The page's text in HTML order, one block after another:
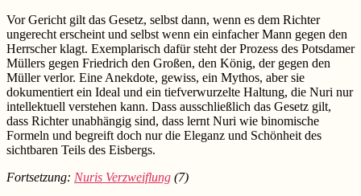
Vor Gericht gilt das Gesetz, selbst dann, wenn es dem Richter
ungerecht erscheint und selbst wenn ein einfacher Mann gegen den
Herrscher klagt. Exemplarisch dafür steht der Prozess des Potsdamer
Müllers gegen Friedrich den Großen, den König, der gegen den
Müller verlor. Eine Anekdote, gewiss, ein Mythos, aber sie
dokumentiert ein Ideal und ein tiefverwurzelte Haltung, die Nuri nur
intellektuell verstehen kann. Dass ausschließlich das Gesetz gilt,
dass Richter unabhängig sind, dass lernt Nuri wie binomische
Formeln und begreift doch nur die Eleganz und Schönheit des
sichtbaren Teils des Eisbergs.
Fortsetzung: Nuris Verzweiflung (7)